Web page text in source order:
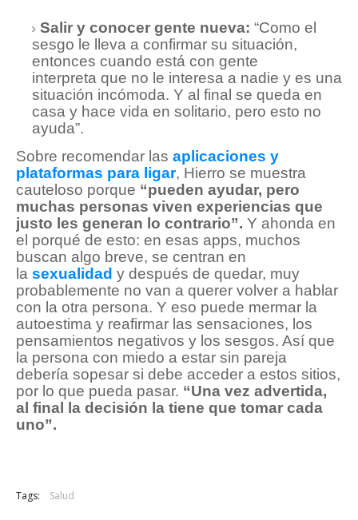
Salir y conocer gente nueva: “Como el
sesgo le lleva a confirmar su situación,
entonces cuando está con gente
interpreta que no le interesa a nadie y es una
situación incómoda. Y al final se queda en
casa y hace vida en solitario, pero esto no
ayuda”.
Sobre recomendar las aplicaciones y
plataformas para ligar, Hierro se muestra
cauteloso porque “pueden ayudar, pero
muchas personas viven experiencias que
justo les generan lo contrario”. Y ahonda en
el porqué de esto: en esas apps, muchos
buscan algo breve, se centran en
la sexualidad y después de quedar, muy
probablemente no van a querer volver a hablar
con la otra persona. Y eso puede mermar la
autoestima y reafirmar las sensaciones, los
pensamientos negativos y los sesgos. Así que
la persona con miedo a estar sin pareja
debería sopesar si debe acceder a estos sitios,
por lo que pueda pasar. “Una vez advertida,
al final la decisión la tiene que tomar cada
uno”.
Tags: Salud